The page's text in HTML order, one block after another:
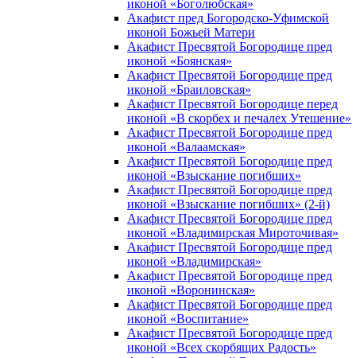
иконой «Боголюбская»
Акафист пред Богородско-Уфимской
иконой Божьей Матери
Акафист Пресвятой Богородице пред
иконой «Боянская»
Акафист Пресвятой Богородице пред
иконой «Браиловская»
Акафист Пресвятой Богородице перед
иконой «В скорбех и печалех Утешение»
Акафист Пресвятой Богородице пред
иконой «Валаамская»
Акафист Пресвятой Богородице пред
иконой «Взыскание погибших»
Акафист Пресвятой Богородице пред
иконой «Взыскание погибших» (2-й)
Акафист Пресвятой Богородице пред
иконой «Владимирская Мироточивая»
Акафист Пресвятой Богородице пред
иконой «Владимирская»
Акафист Пресвятой Богородице пред
иконой «Воронинская»
Акафист Пресвятой Богородице пред
иконой «Воспитание»
Акафист Пресвятой Богородице пред
иконой «Всех скорбящих Радость»